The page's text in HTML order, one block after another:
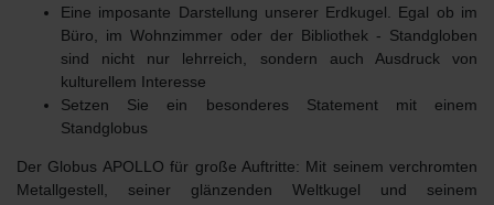
Eine imposante Darstellung unserer Erdkugel. Egal ob im
Büro, im Wohnzimmer oder der Bibliothek - Standgloben
sind nicht nur lehrreich, sondern auch Ausdruck von
kulturellem Interesse
Setzen Sie ein besonderes Statementmit einem
Standglobus
Der Globus APOLLO für große Auftritte: Mit seinem verchromten
Metallgestell, seiner glänzenden Weltkugel und seinem